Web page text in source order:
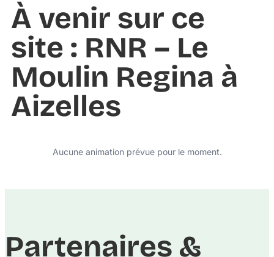
À venir sur ce
site : RNR – Le
Moulin Regina à
Aizelles
Aucune animation prévue pour le moment.
Partenaires &